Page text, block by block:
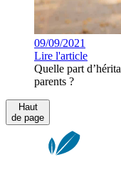
09/09/2021
Lire l'article
Quelle part
parents ?
Haut
de page